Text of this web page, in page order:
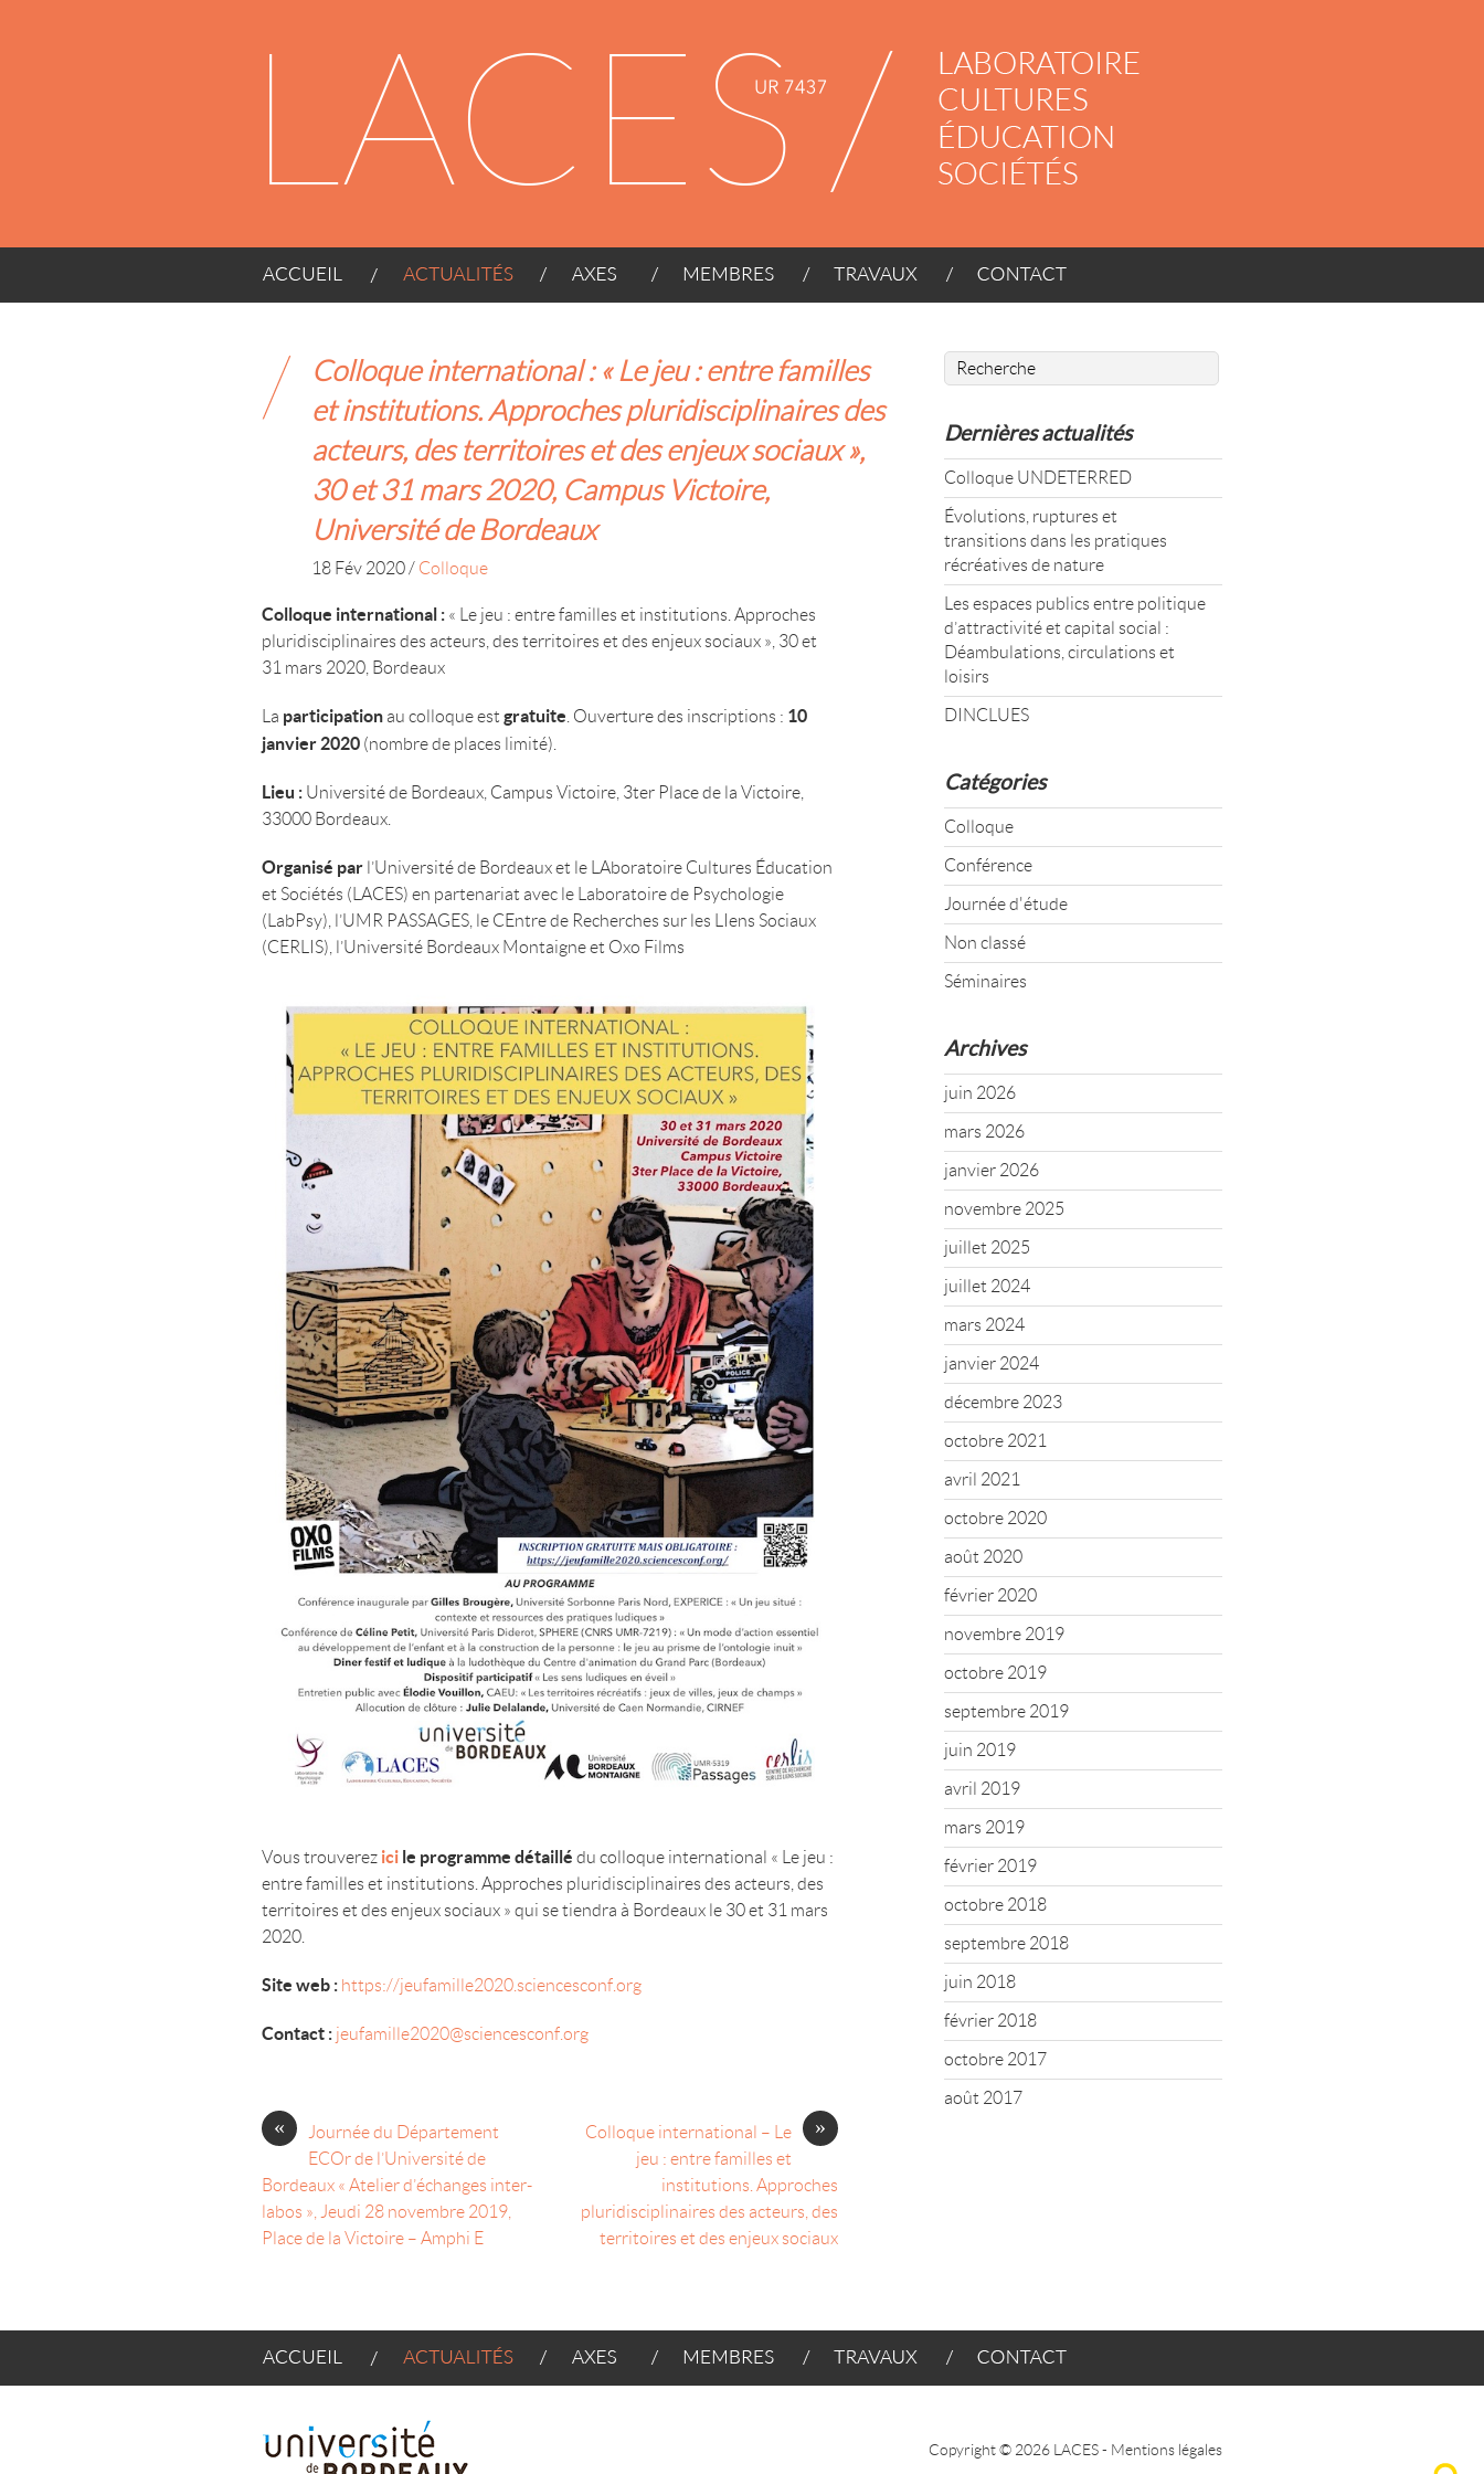
Colloque international : « Le jeu : entre familles
et institutions. Approches pluridisciplinaires des
acteurs, des territoires et des enjeux sociaux »,
30 et 31 mars 2020, Campus Victoire,
Université de Bordeaux
18 Fév 2020/ Colloque
Colloque international : « Le jeu : entre familles et institutions. Approches
pluridisciplinaires des acteurs, des territoires et des enjeux sociaux », 30 et
31 mars 2020, Bordeaux
La participation au colloque est gratuite . Ouverture des inscriptions : 10
janvier 2020 (nombre de places limité).
Lieu : Université de Bordeaux, Campus Victoire, 3ter Place de la Victoire,
33000 Bordeaux.
Organisé par l’Université de Bordeaux et le LAboratoire Cultures Éducation
et Sociétés (LACES) en partenariat avec le Laboratoire de Psychologie
(LabPsy), l’UMR PASSAGES, le CEntre de Recherches sur les LIens Sociaux
(CERLIS), l’Université Bordeaux Montaigne et Oxo Films
Vous trouverez ici le programme détaillé du colloque international « Le jeu :
entre familles et institutions. Approches pluridisciplinaires des acteurs, des
territoires et des enjeux sociaux » qui se tiendra à Bordeaux le 30 et 31 mars
2020.
Site web : https://jeufamille2020.sciencesconf.org
Contact : jeufamille2020@sciencesconf.org
«
Journée du Département
ECOr de l’Université de
Bordeaux « Atelier d’échanges inter-
labos », Jeudi 28 novembre 2019,
Place de la Victoire – Amphi E
»
Colloque international – Le
jeu : entre familles et
institutions. Approches
pluridisciplinaires des acteurs, des
territoires et des enjeux sociaux
Dernières actualités
Colloque UNDETERRED
Évolutions, ruptures et
transitions dans les pratiques
récréatives de nature
Les espaces publics entre politique
d’attractivité et capital social :
Déambulations, circulations et
loisirs
DINCLUES
Catégories
Colloque
Conférence
Journée d'étude
Non classé
Séminaires
Archives
juin 2026
mars 2026
janvier 2026
novembre 2025
juillet 2025
juillet 2024
mars 2024
janvier 2024
décembre 2023
octobre 2021
avril 2021
octobre 2020
août 2020
février 2020
novembre 2019
octobre 2019
septembre 2019
juin 2019
avril 2019
mars 2019
février 2019
octobre 2018
septembre 2018
juin 2018
février 2018
octobre 2017
août 2017
Copyright © 2026 LACES - Mentions légales